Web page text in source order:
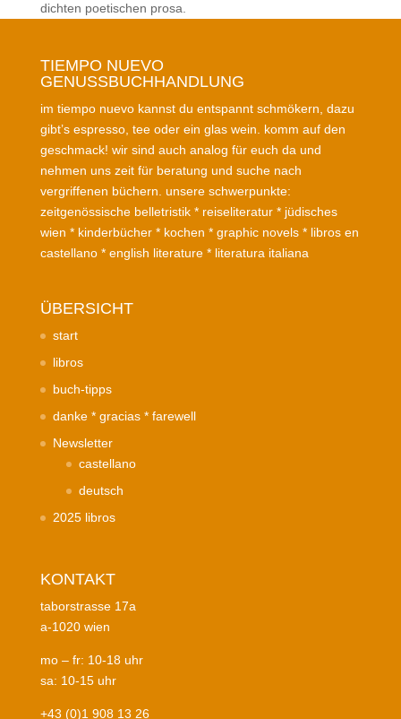
dichten poetischen prosa.
TIEMPO NUEVO
GENUSSBUCHHANDLUNG
im tiempo nuevo kannst du entspannt schmökern, dazu
gibt’s espresso, tee oder ein glas wein. komm auf den
geschmack! wir sind auch analog für euch da und
nehmen uns zeit für beratung und suche nach
vergriffenen büchern. unsere schwerpunkte:
zeitgenössische belletristik * reiseliteratur * jüdisches
wien * kinderbücher * kochen * graphic novels * libros en
castellano * english literature * literatura italiana
ÜBERSICHT
start
libros
buch-tipps
danke * gracias * farewell
Newsletter
castellano
deutsch
2025 libros
KONTAKT
taborstrasse 17a
a-1020 wien
mo – fr: 10-18 uhr
sa: 10-15 uhr
+43 (0)1 908 13 26